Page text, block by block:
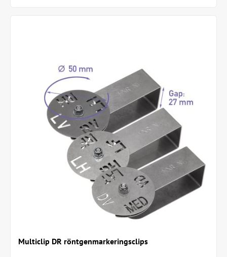
Multiclip DR röntgenmarkeringsclips